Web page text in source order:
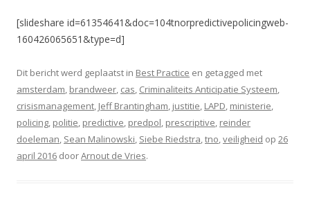
[slideshare id=61354641&doc=104tnorpredictivepolicingweb-
160426065651&type=d]
Dit bericht werd geplaatst in Best Practice en getagged met
amsterdam, brandweer, cas, Criminaliteits Anticipatie Systeem,
crisismanagement, Jeff Brantingham, justitie, LAPD, ministerie,
policing, politie, predictive, predpol, prescriptive, reinder
doeleman, Sean Malinowski, Siebe Riedstra,tno,veiligheid op 26
april 2016 doorArnout de Vries.